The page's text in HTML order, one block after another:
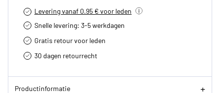
Levering vanaf 0.95 € voor leden
Snelle levering: 3-5 werkdagen
Gratis retour voor leden
30 dagen retourrecht­
Productinformatie